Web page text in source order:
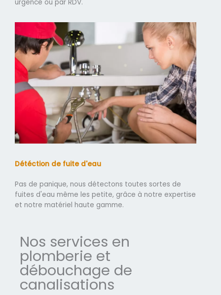
urgence ou par RDV.
Détéction de fuite d'eau
Pas de panique, nous détectons toutes sortes de
fuites d'eau même les petite, grâce à notre expertise
et notre matériel haute gamme.
Nos services en
plomberie et
débouchage de
canalisations